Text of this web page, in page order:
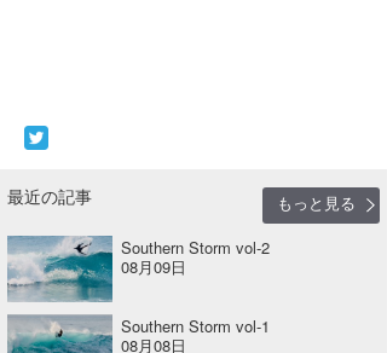
最近の記事
もっと見る
Southern Storm vol-2
08月09日
Southern Storm vol-1
08月08日